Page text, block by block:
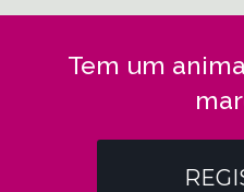
Tem um